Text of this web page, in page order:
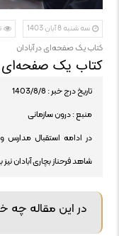
سه شنبه 8 آبان 1403
کتاب یک صفحه‌ای در آبادان
کتاب یک صفحه‌ای
تاریخ درج خبر : 1403/8/8
منبع : درون سازمانی
در ادامه استقبال مدارس
شاهد فرحناز بچاری آبادان
در این مقاله